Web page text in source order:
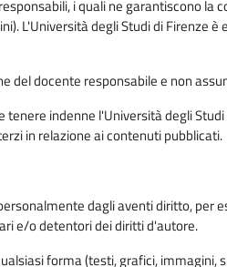
i quali ne garantiscono
L'Università degli Studi di Firenze
docente responsabile e non
indenne l'Università degli
in relazione ai contenuti pubblicati.
dagli aventi diritto, per
e/o detentori dei diritti d'autore.
forma (testi, grafici,